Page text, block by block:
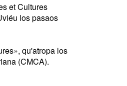
et Cultures
los pasaos
qu'atropa los
(CMCA).